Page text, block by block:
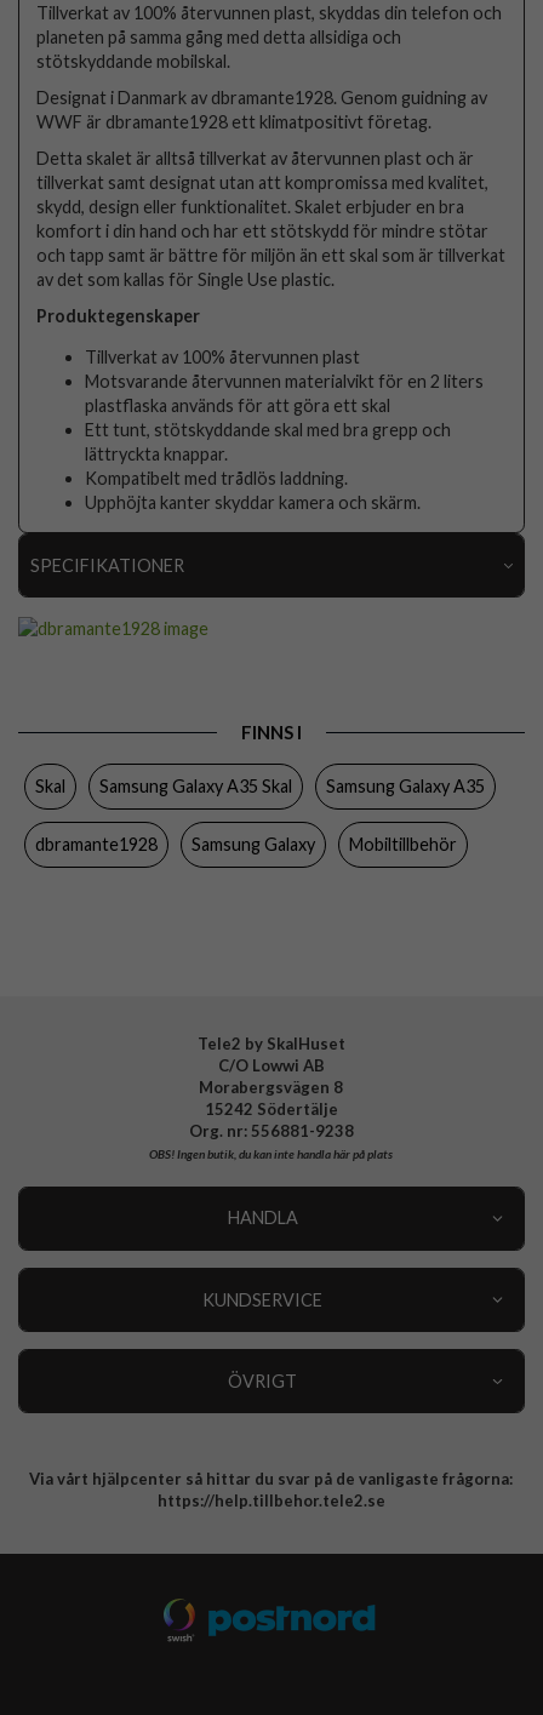
Tillverkat av 100% återvunnen plast, skyddas din telefon och
planeten på samma gång med detta allsidiga och
stötskyddande mobilskal.
Designat i Danmark av dbramante1928. Genom guidning av
WWF är dbramante1928 ett klimatpositivt företag.
Detta skalet är alltså tillverkat av återvunnen plast och är
tillverkat samt designat utan att kompromissa med kvalitet,
skydd, design eller funktionalitet. Skalet erbjuder en bra
komfort i din hand och har ett stötskydd för mindre stötar
och tapp samt är bättre för miljön än ett skal som är tillverkat
av det som kallas för Single Use plastic.
Produktegenskaper
Tillverkat av 100% återvunnen plast
Motsvarande återvunnen materialvikt för en 2 liters
plastflaska används för att göra ett skal
Ett tunt, stötskyddande skal med bra grepp och
lättryckta knappar.
Kompatibelt med trådlös laddning.
Upphöjta kanter skyddar kamera och skärm.
SPECIFIKATIONER
Färg Svart
Återvunnen plast
Varumärke dbramante1928
FINNS I
Skal Samsung Galaxy A35 Skal Samsung Galaxy A35
dbramante1928 Samsung Galaxy Mobiltillbehör
Tele2 by SkalHuset
C/O Lowwi AB
Morabergsvägen 8
15242 Södertälje
Org. nr: 556881-9238
OBS!Ingen butik, du kan inte handla här på plats
HANDLA
KUNDSERVICE
ÖVRIGT
Integritetspolicy
Via vårt hjälpcenter så hittar du svar på de vanligaste frågorna:
https://help.tillbehor.tele2.se